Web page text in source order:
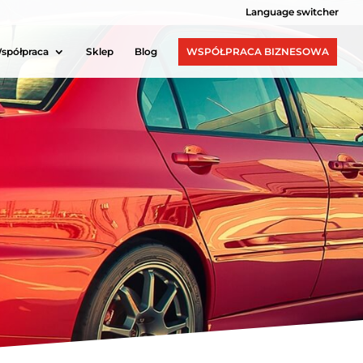
Language switcher
Sklep Blog WSPÓŁPRACA BIZNESOWA